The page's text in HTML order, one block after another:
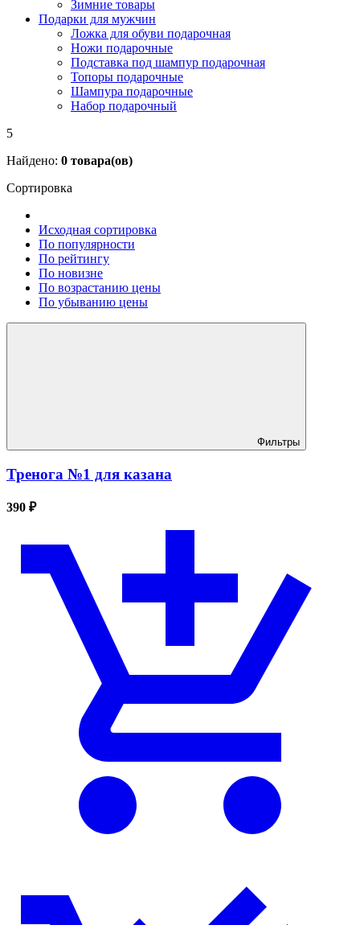
Зимние товары
Подарки для мужчин
Ложка для обуви подарочная
Ножи подарочные
Подставка под шампур подарочная
Топоры подарочные
Шампура подарочные
Набор подарочный
5
Найдено: 0 товара(ов)
Сортировка
Исходная сортировка
По популярности
По рейтингу
По новизне
По возрастанию цены
По убыванию цены
Фильтры
Тренога №1 для казана
390 ₽